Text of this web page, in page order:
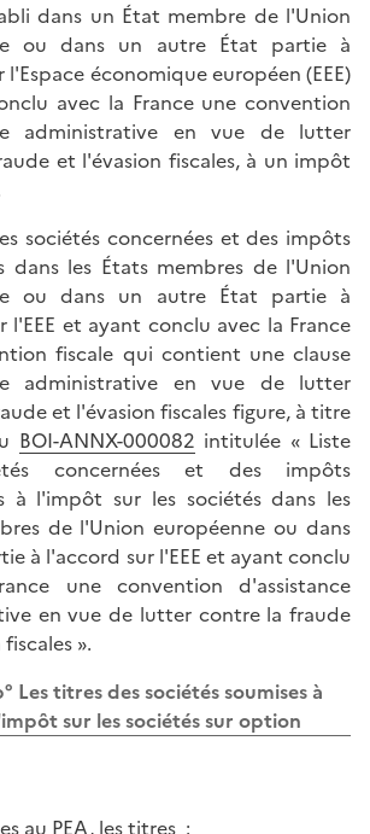
dans un État membre de l'Union
ou dans un autre État partie à
l'Espace économique européen (EEE)
avec la France une convention
administrative en vue de lutter
et l'évasion fiscales, à un impôt
sociétés concernées et des impôts
dans les États membres de l'Union
ou dans un autre État partie à
l'EEE et ayant conclu avec la France
fiscale qui contient une clause
administrative en vue de lutter
et l'évasion fiscales figure, à titre
BOI-ANNX-000082 intitulée « Liste
concernées et des impôts
à l'impôt sur les sociétés dans les
de l'Union européenne ou dans
à l'accord sur l'EEE et ayant conclu
une convention d'assistance
en vue de lutter contre la fraude
».
Les titres des sociétés soumises à
sur les sociétés sur option
au PEA, les titres :